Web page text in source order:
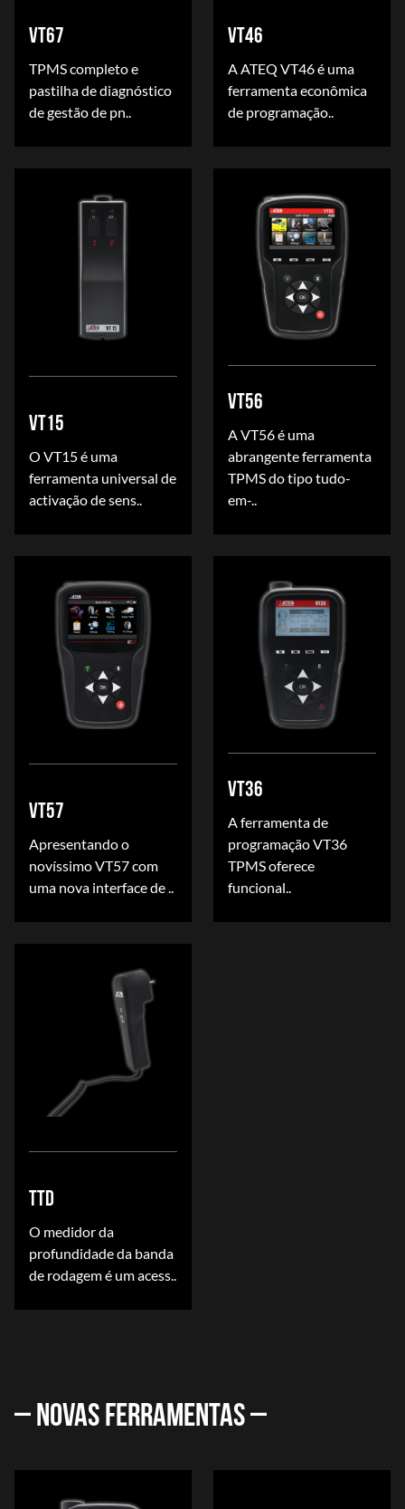
VT67
TPMS completo e
pastilha de diagnóstico
de gestão de pn..
VT46
A ATEQ VT46 é uma
ferramenta econômica
de programação..
VT15
O VT15 é uma
ferramenta universal de
activação de sens..
VT56
A VT56 é uma
abrangente ferramenta
TPMS do tipo tudo-
em-..
VT57
Apresentando o
novíssimo VT57 com
uma nova interface de ..
VT36
A ferramenta de
programação VT36
TPMS oferece
funcional..
TTD
O medidor da
profundidade da banda
de rodagem é um acess..
– NOVAS FERRAMENTAS –